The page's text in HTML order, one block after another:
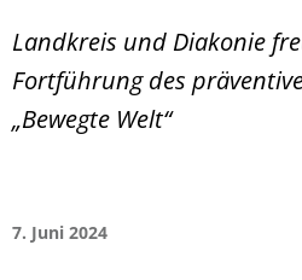
Landkreis und Diakonie
Fortführung des
„Bewegte Welt“
7. Juni 2024